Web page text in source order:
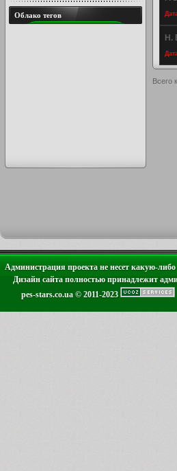
H.
Всего
Облако тегов
Администрация проекта не несет какую-
Дизайн сайта полностью принадлежит
pes-stars.co.ua © 2011-2023